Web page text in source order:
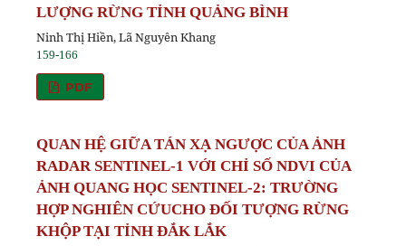
LƯỢNG RỪNG TỈNH QUẢNG BÌNH
Ninh Thị Hiền, Lã Nguyên Khang
159-166
PDF
QUAN HỆ GIỮA TÁN XẠ NGƯỢC CỦA ẢNH
RADAR SENTINEL-1 VỚI CHỈ SỐ NDVI CỦA
ẢNH QUANG HỌC SENTINEL-2: TRƯỜNG
HỢP NGHIÊN CỨUCHO ĐỐI TƯỢNG RỪNG
KHỘP TẠI TỈNH ĐẮK LẮK